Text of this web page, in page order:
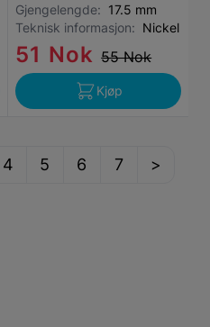
Gjengelengde: 17.5 mm
Teknisk informasjon: Nickel
51 Nok 55 Nok
Kjøp
4 5 6 7